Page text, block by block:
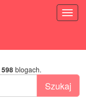
598blogach.